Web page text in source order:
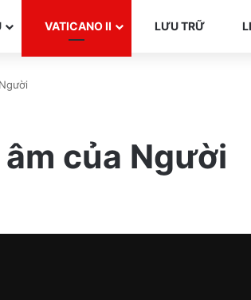
VATICANO II LƯU TRỮ
của Người